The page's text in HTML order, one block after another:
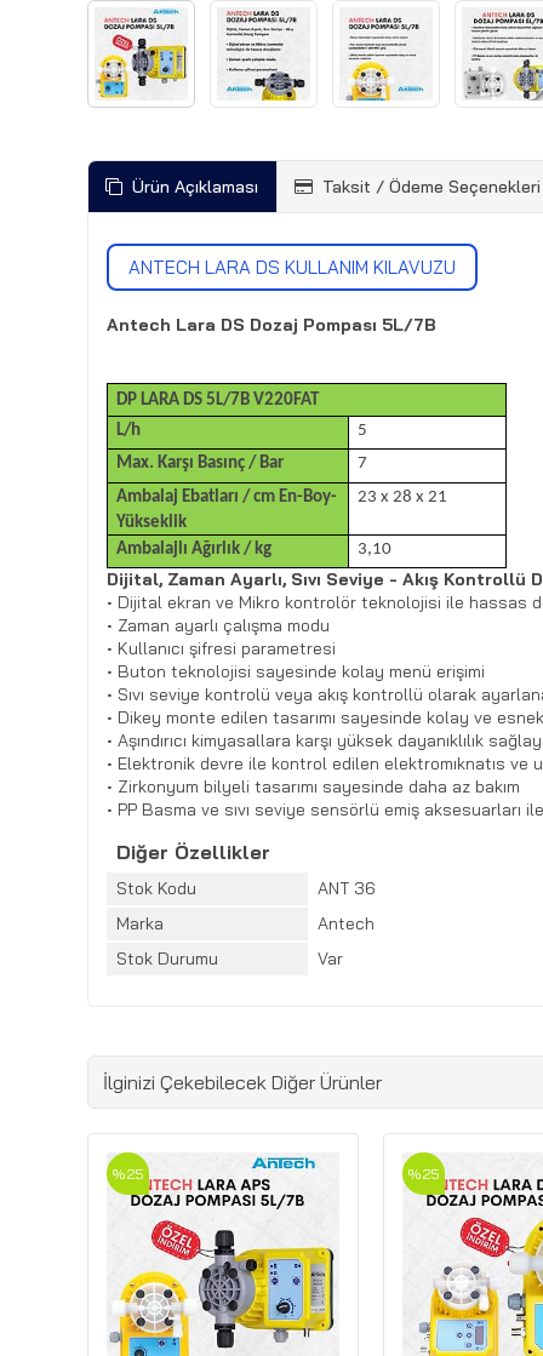
Ürün Açıklaması Taksit / Ödeme Seçenekleri
ANTECH LARA DS KULLANIM KILAVUZU
Antech Lara DS Dozaj Pompası 5L/7B
DP LARA DS 5L/7B V220FAT
L/h
5
Max. Karşı Basınç / Bar
7
Ambalaj Ebatları / cm En-Boy-
Yükseklik
23 x 28 x 21
Ambalajlı Ağırlık / kg 3,10
Dijital, Zaman Ayarlı, Sıvı Seviye - Akış Kontrollü
• Dijital ekran ve Mikro kontrolör teknolojisi ile hassas
• Zaman ayarlı çalışma modu
• Kullanıcı şifresi parametresi
• Buton teknolojisi sayesinde kolay menü erişimi
• Sıvı seviye kontrolü veya akış kontrollü olarak
• Dikey monte edilen tasarımı sayesinde kolay ve
• Aşındırıcı kimyasallara karşı yüksek dayanıklılık
• Elektronik devre ile kontrol edilen elektromıknatıs ve
• Zirkonyum bilyeli tasarımı sayesinde daha az bakım
• PP Basma ve sıvı seviye sensörlü emiş aksesuarları
Diğer Özellikler
Stok Kodu
ANT 36
Marka
Antech
Stok Durumu
Var
İlginizi Çekebilecek Diğer Ürünler
%25